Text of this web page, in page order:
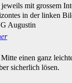
mit grossem
in der linken
Augustin
einen ganz
sicherlich lösen.